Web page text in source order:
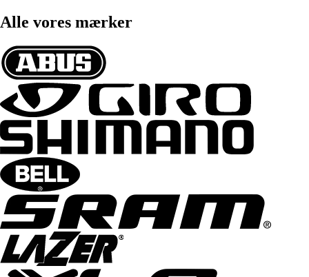
Alle vores mærker